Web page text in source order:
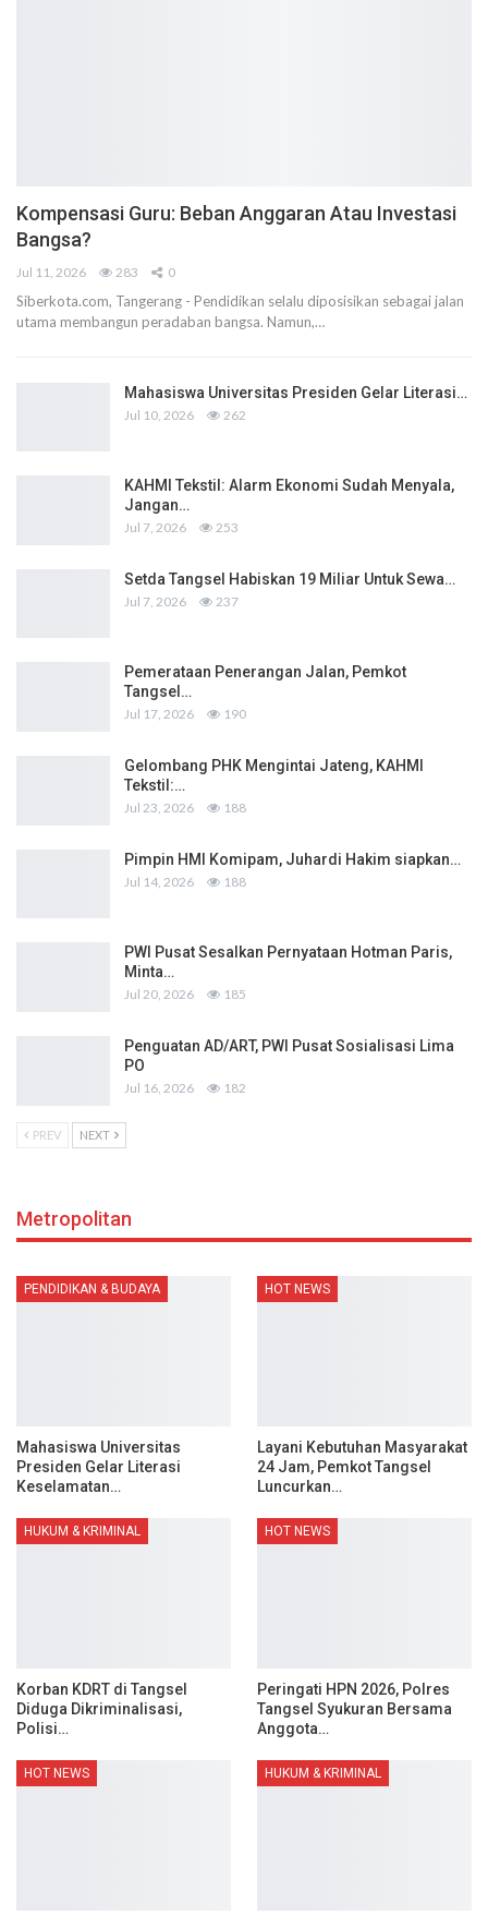
Kompensasi Guru: Beban Anggaran Atau Investasi
Bangsa?
Jul 11, 2026 283 0
Siberkota.com, Tangerang - Pendidikan selalu diposisikan sebagai jalan
utama membangun peradaban bangsa. Namun,…
Mahasiswa Universitas Presiden Gelar Literasi…
Jul 10, 2026 262
KAHMI Tekstil: Alarm Ekonomi Sudah Menyala,
Jangan…
Jul 7, 2026 253
Setda Tangsel Habiskan 19 Miliar Untuk Sewa…
Jul 7, 2026 237
Pemerataan Penerangan Jalan, Pemkot
Tangsel…
Jul 17, 2026 190
Gelombang PHK Mengintai Jateng, KAHMI
Tekstil:…
Jul 23, 2026 188
Pimpin HMI Komipam, Juhardi Hakim siapkan…
Jul 14, 2026 188
PWI Pusat Sesalkan Pernyataan Hotman Paris,
Minta…
Jul 20, 2026 185
Penguatan AD/ART, PWI Pusat Sosialisasi Lima
PO
Jul 16, 2026 182
PREV NEXT
Metropolitan
PENDIDIKAN & BUDAYA
Mahasiswa Universitas
Presiden Gelar Literasi
Keselamatan…
HOT NEWS
Layani Kebutuhan Masyarakat
24 Jam, Pemkot Tangsel
Luncurkan…
HUKUM & KRIMINAL
Korban KDRT di Tangsel
Diduga Dikriminalisasi,
Polisi…
HOT NEWS
Peringati HPN 2026, Polres
Tangsel Syukuran Bersama
Anggota…
HOT NEWS HUKUM & KRIMINAL